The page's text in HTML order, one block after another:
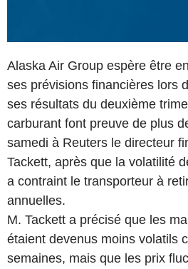
Alaska Air Group espère être
ses prévisions financières lors
ses résultats du deuxième
carburant font preuve de plus
samedi à Reuters le directeur
Tackett, après que la volatilité
a contraint le transporteur à
annuelles.
M. Tackett a précisé que les
étaient devenus moins volatils
semaines, mais que les prix